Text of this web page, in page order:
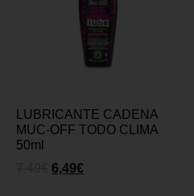
LUBRICANTE CADENA
MUC-OFF TODO CLIMA
50ml
6,49€